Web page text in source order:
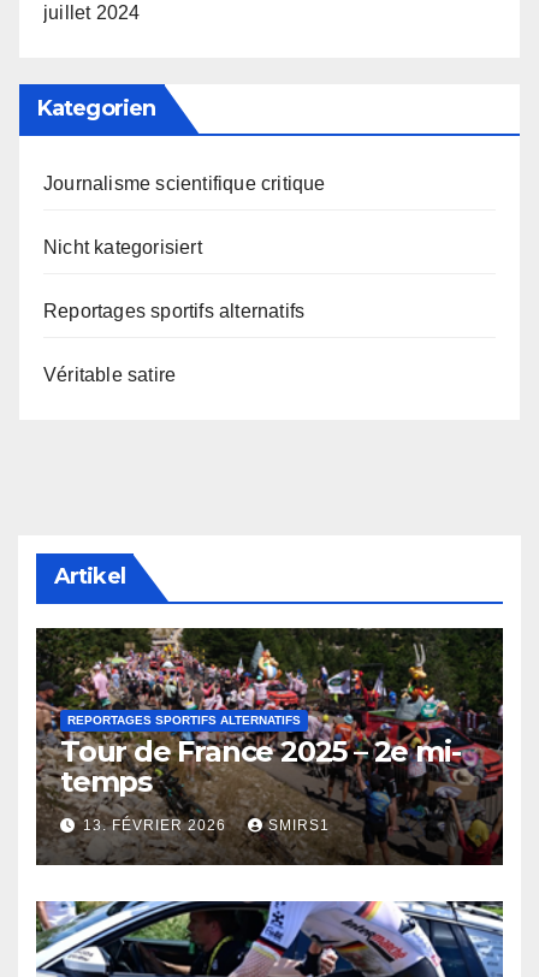
juillet 2024
Kategorien
Journalisme scientifique critique
Nicht kategorisiert
Reportages sportifs alternatifs
Véritable satire
Artikel
REPORTAGES SPORTIFS ALTERNATIFS
Tour de France 2025 – 2e mi-
temps
13. FÉVRIER 2026 SMIRS1